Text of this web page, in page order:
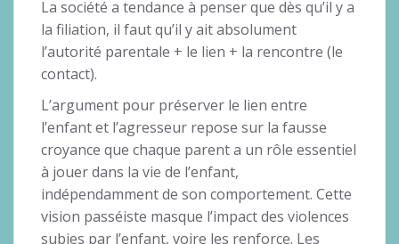
La société a tendance à penser que dès qu’il y a
la filiation, il faut qu’il y ait absolument
l’autorité parentale + le lien + la rencontre (le
contact).
L’argument pour préserver le lien entre
l’enfant et l’agresseur repose sur la fausse
croyance que chaque parent a un rôle essentiel
à jouer dans la vie de l’enfant,
indépendamment de son comportement. Cette
vision passéiste masque l’impact des violences
subies par l’enfant, voire les renforce. Les